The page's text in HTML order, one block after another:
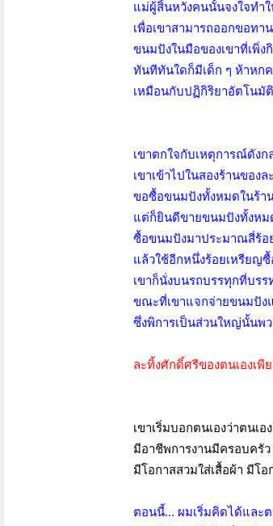
แม่ผู้สิ้นหวังคนนั้นจงใจทำใ
เพื่อเขาสามารถออกขอท
ขนมปังในมือของเขาที่เพิ่
ทันทีทันใดก็มีเด็ก ๆ ห้าหก
เหมือนกับปฏิกิริยาอัตโนมั
เขาตกใจกับเหตุการณ์ดัง
เขาเข้าไปในสองร้านของ
ขอซื้อขนมปังทั้งหมดในร้า
แต่ก็ยินดีขายขนมปังทั้งหม
ซื้อขนมปังมาประมาณสี่ร้อ
แล้วใช้อีกหนึ่งร้อยเหรียญ
เขาก็นั่งบนรถบรรทุกที่บร
ขณะที่เขาแจกจ่ายขนมปัง
ซึ่งพิการเป็นส่วนใหญ่นั้นพว
ละทิ้งศักดิ์ศรีของตนเองเพี
เขาเริ่มบอกตนเองว่าตนเ
มีอาชีพการงานมีครอบครั
มีโอกาสสวมใส่เสื้อผ้า มีโ
ตอนนี้... ผมเริ่มคิดได้และ